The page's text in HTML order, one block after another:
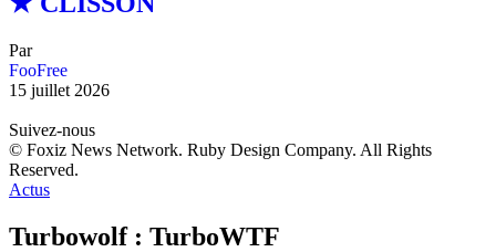
Par
FooFree
15 juillet 2026
Suivez-nous
© Foxiz News Network. Ruby Design Company. All Rights
Reserved.
Actus
Turbowolf : TurboWTF